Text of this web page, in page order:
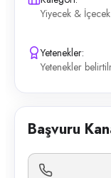
Yiyecek &
Yetenekler:
Yetenekler
Başvuru